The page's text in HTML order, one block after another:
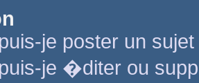
je poster un
je �diter ou